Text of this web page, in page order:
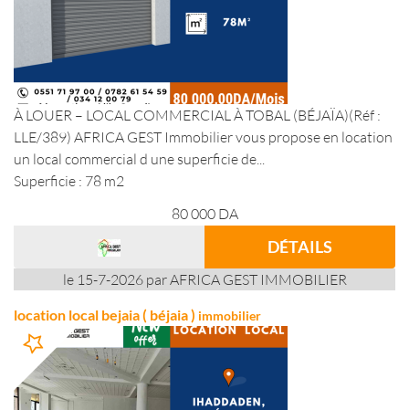
À LOUER – LOCAL COMMERCIAL À TOBAL (BÉJAÏA)(Réf :
LLE/389) AFRICA GEST Immobilier vous propose en location
un local commercial d une superficie de...
Superficie : 78 m2
80 000 DA
DÉTAILS
le 15-7-2026 par AFRICA GEST IMMOBILIER
location local bejaia ( béjaia ) immobilier